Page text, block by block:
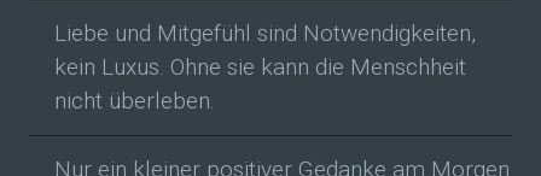
Liebe und Mitgefühl sind Notwendigkeiten,
kein Luxus. Ohne sie kann die Menschheit
nicht überleben.
Nur ein kleiner positiver Gedanke am Morgen